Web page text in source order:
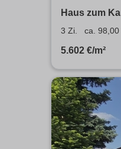
Haus zum
3 Zi. ca. 98,00
5.602 €/m²